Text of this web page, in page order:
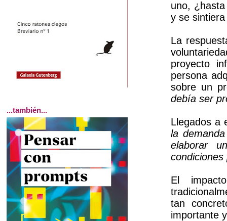
uno,
y se
La
proyecto
persona
sobre un
debía ser
Llegados a
la demanda
elaborar
El
tan
importante
...también...